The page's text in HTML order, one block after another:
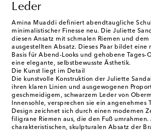
Leder
Amina Muaddi definiert abendtaugliche
minimalistischer Finesse neu. Die Juliette
diesen Ansatz mit schmalen Riemen und dem
ausgestellten Absatz. Dieses Paar bildet eine
Basis für Abend-Looks und gehobene Tages-
eine elegante, selbstbewusste Ästhetik.
Die Kunst liegt im Detail
Die kunstvolle Konstruktion der Juliette
ihren klaren Linien und ausgewogenen
geschmeidigem, schwarzem Leder von
Innensohle, versprechen sie ein angenehmes
Design zeichnet sich durch einen modernen
filigrane Riemen aus, die den Fuß umrahmen.
charakteristischen, skulpturalen Absatz der